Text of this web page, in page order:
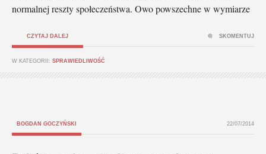
normalnej reszty społeczeństwa. Owo powszechne w wymiarze
CZYTAJ DALEJ
W KATEGORII: SPRAWIEDLIWOŚĆ
SKOMENTUJ
BOGDAN GOCZYŃSKI 22/07/2014